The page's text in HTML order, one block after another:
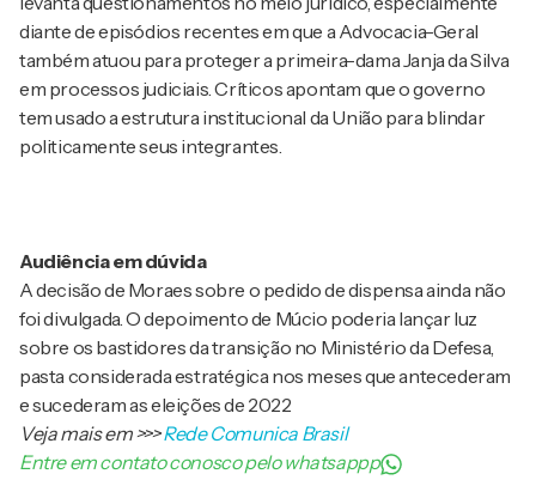
diante de episódios recentes em que a Advocacia-Geral
também atuou para proteger a primeira-dama Janja da Silva
em processos judiciais. Críticos apontam que o governo
tem usado a estrutura institucional da União para blindar
politicamente seus integrantes.
Audiência em dúvida
A decisão de Moraes sobre o pedido de dispensa ainda não
foi divulgada. O depoimento de Múcio poderia lançar luz
sobre os bastidores da transição no Ministério da Defesa,
pasta considerada estratégica nos meses que antecederam
e sucederam as eleições de 2022
Veja mais em>>>Rede Comunica Brasil
Entre em contato conosco pelo whatsappp